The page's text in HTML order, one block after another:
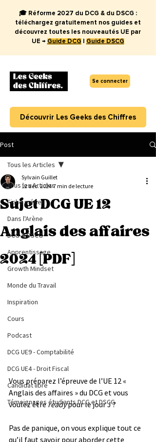
Se connecter
🎓 Réforme 2027 du DCG & du DSCG :
téléchargez gratuitement nos guides et
découvrez toutes les nouveautés UE par
UE → Guide DCG Guide DSCG
Découvrir Les Geeks des Chiffres
Post
Tous les Articles
Fiche métier
Dans l'Arène
DCG & DSCG
Apprentissage
Growth Mindset
Monde du Travail
Inspiration
Cours
Podcast
DCG UE9 - Comptabilité
DCG UE4 - Droit Fiscal
Candidat libre
Témoignages étudiants DCG et DSCG
Tous les Articles
Sujet DCG UE 12
Anglais des affaires
2024 [PDF]
Sylvain Guillet
12 déc. 2024 7 min de lecture
Vous préparez l’épreuve de l’UE 12 «
Anglais des affaires » du DCG et vous
voulez être ready pour le jour J ?
Pas de panique, on vous explique tout ce
qu’il faut savoir pour aborder cette